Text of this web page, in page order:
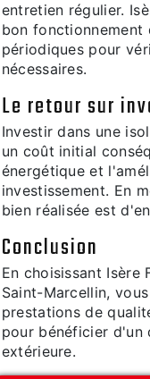
entretien régulier.
bon fonctionnement
périodiques pour
nécessaires.
Le retour sur
Investir dans une
un coût initial
énergétique et
investissement. En
bien réalisée est
Conclusion
En choisissant
Saint-Marcellin,
prestations de
pour bénéficier
extérieure.